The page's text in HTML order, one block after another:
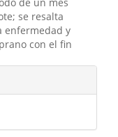
se resalta
enfermedad y
con el fin